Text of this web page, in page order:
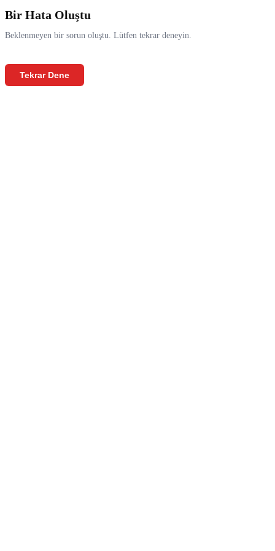
Bir Hata Oluştu
Beklenmeyen bir sorun oluştu. Lütfen tekrar deneyin.
Tekrar Dene